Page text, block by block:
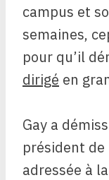
campus et
semaines,
pour qu’il
dirigé en
Gay a
président
adressée à